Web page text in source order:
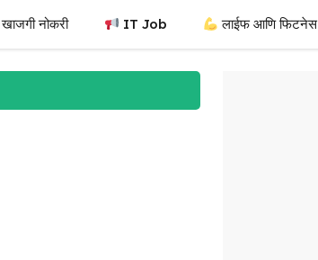
खाजगी नोकरी IT Job लाईफ आणि फिटनेस